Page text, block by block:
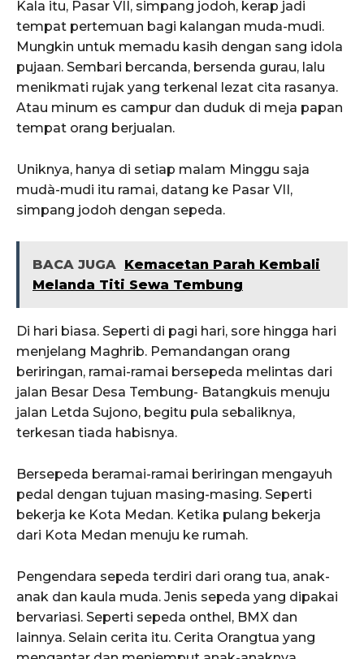
Kala itu, Pasar VII, simpang jodoh, kerap jadi
tempat pertemuan bagi kalangan muda-mudi.
Mungkin untuk memadu kasih dengan sang idola
pujaan. Sembari bercanda, bersenda gurau, lalu
menikmati rujak yang terkenal lezat cita rasanya.
Atau minum es campur dan duduk di meja papan
tempat orang berjualan.
Uniknya, hanya di setiap malam Minggu saja
mudà-mudi itu ramai, datang ke Pasar VII,
simpang jodoh dengan sepeda.
BACA JUGA
Kemacetan Parah Kembali
Melanda Titi Sewa Tembung
Di hari biasa. Seperti di pagi hari, sore hingga hari
menjelang Maghrib. Pemandangan orang
beriringan, ramai-ramai bersepeda melintas dari
jalan Besar Desa Tembung- Batangkuis menuju
jalan Letda Sujono, begitu pula sebaliknya,
terkesan tiada habisnya.
Bersepeda beramai-ramai beriringan mengayuh
pedal dengan tujuan masing-masing. Seperti
bekerja ke Kota Medan. Ketika pulang bekerja
dari Kota Medan menuju ke rumah.
Pengendara sepeda terdiri dari orang tua, anak-
anak dan kaula muda. Jenis sepeda yang dipakai
bervariasi. Seperti sepeda onthel, BMX dan
lainnya. Selain cerita itu. Cerita Orangtua yang